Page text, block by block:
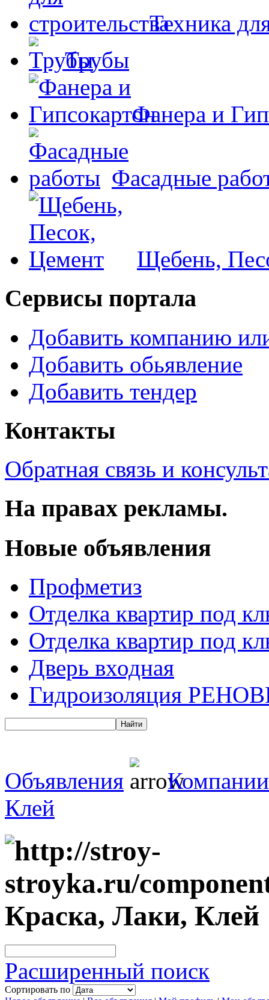
Техника
Трубы
Фанера и
Фасадные
Щебень,
Сервисы портала
Добавить компанию
Добавить обьявление
Добавить тендер
Контакты
Обратная связь и
На правах рекламы.
Новые объявления
Профметиз
Отделка квартир под
Отделка квартир под
Дверь входная
Гидроизоляция
Объявления
Клей
Краска, Лаки, Клей
Расширенный поиск
Сортировать по